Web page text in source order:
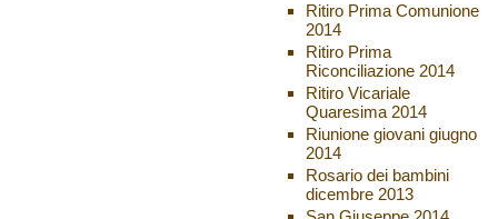
Ritiro Prima Comunione
2014
Ritiro Prima
Riconciliazione 2014
Ritiro Vicariale
Quaresima 2014
Riunione giovani giugno
2014
Rosario dei bambini
dicembre 2013